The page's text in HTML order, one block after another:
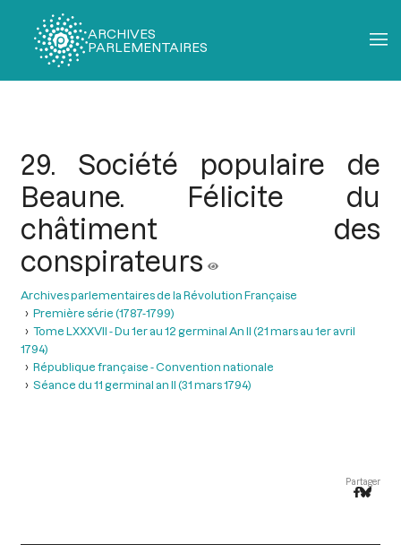
ARCHIVES
PARLEMENTAIRES
29. Société populaire de
Beaune. Félicite du
châtiment des
conspirateurs
Archives parlementaires de la Révolution Française
Première série (1787-1799)
Tome LXXXVII - Du 1er au 12 germinal An II (21 mars au 1er avril
1794)
République française - Convention nationale
Séance du 11 germinal an II (31 mars 1794)
Partager